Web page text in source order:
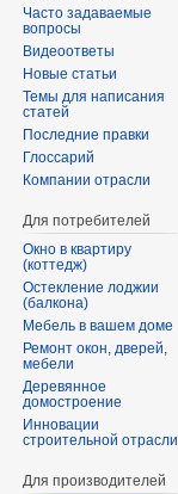
Часто задаваемые
вопросы
Видеоответы
Новые статьи
Темы для написания
статей
Последние правки
Глоссарий
Компании отрасли
Для потребителей
Окно в квартиру
(коттедж)
Остекление лоджии
(балкона)
Мебель в вашем доме
Ремонт окон, дверей,
мебели
Деревянное
домостроение
Инновации
строительной отрасли
Для производителей